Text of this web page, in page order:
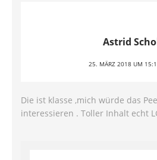
Astrid
25. MÄRZ 2018 UM
Die ist klasse ,mich würde das
interessieren . Toller Inhalt echt